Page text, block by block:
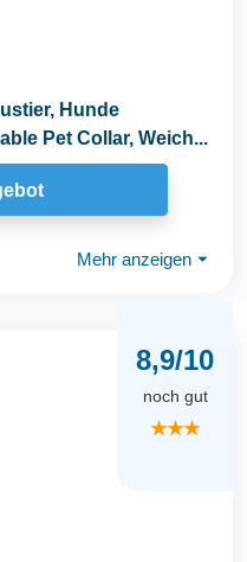
Hunde
Pet Collar, Weich...
Mehr anzeigen ⏷
8,9/10
noch gut
★★★